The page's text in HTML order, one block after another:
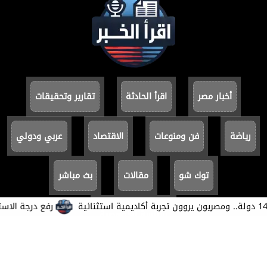
​رفع درجة
أخبار مصر اقرأ الحادثة تقارير وتحقيقات
رياضة فن ومنوعات الاقتصاد عربي ودولي
توك شو مقالات بث مباشر
سياسة الخصوصية